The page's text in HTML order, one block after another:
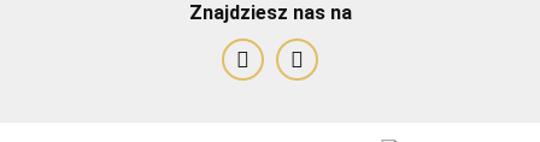
Alessandro Paoli
Znajdziesz nas na